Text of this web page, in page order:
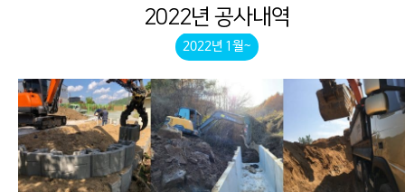
2022년 공사내역
2022년 1월~